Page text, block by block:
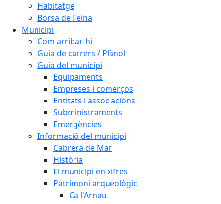
Habitatge
Borsa de Feina
Municipi
Com arribar-hi
Guia de carrers / Plànol
Guia del municipi
Equipaments
Empreses i comerços
Entitats i associacions
Subministraments
Emergències
Informació del municipi
Cabrera de Mar
Història
El municipi en xifres
Patrimoni arqueològic
Ca l'Arnau